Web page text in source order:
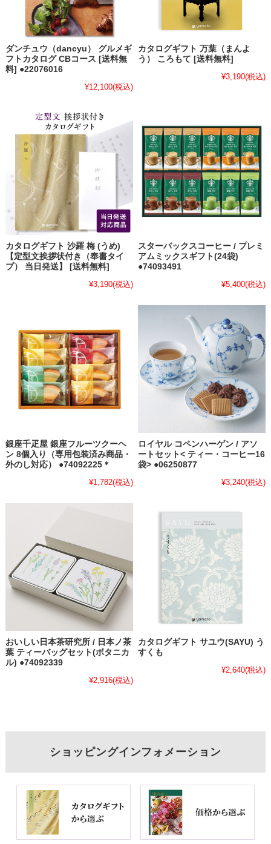
ダンチュウ（dancyu） グルメギ
フトカタログ CBコース [送料無
料] ●22076016
¥12,100(税込)
カタログギフト 万葉（まんよ
う） ころもて [送料無料]
¥3,190(税込)
カタログギフト 沙羅 梅 (うめ)
【定型文挨拶状付き（奉書タイ
プ） 当日発送】 [送料無料]
¥3,190(税込)
スターバックスコーヒー / プレミ
アムミックスギフト(24袋)
●74093491
¥5,400(税込)
銀座千疋屋 銀座フルーツクーヘ
ン 8個入り（専用包装済み商品・
外のし対応） ●74092225＊
¥1,782(税込)
ロイヤル コペンハーゲン / アソ
ートセット< ティー・コーヒー16
袋> ●06250877
¥3,240(税込)
おいしい日本茶研究所 / 日本ノ茶
葉 ティーバッグセット(ボタニカ
ル) ●74092339
¥2,916(税込)
カタログギフト サユウ(SAYU) う
すくも
¥2,640(税込)
ショッピングインフォメーション